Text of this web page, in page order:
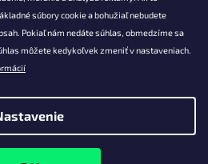
súbory cookie a bohužiaľ nebudete
Pokiaľ nám nedáte súhlas, obmedzíme sa
môžete kedykoľvek zmeniť v nastaveniach.